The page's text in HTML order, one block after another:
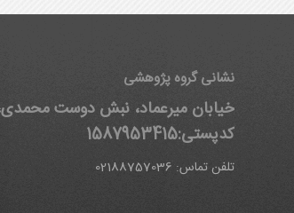
نشانی گروه پژوهشی
کدپستی:1587953415
تلفن تماس: 02188757036